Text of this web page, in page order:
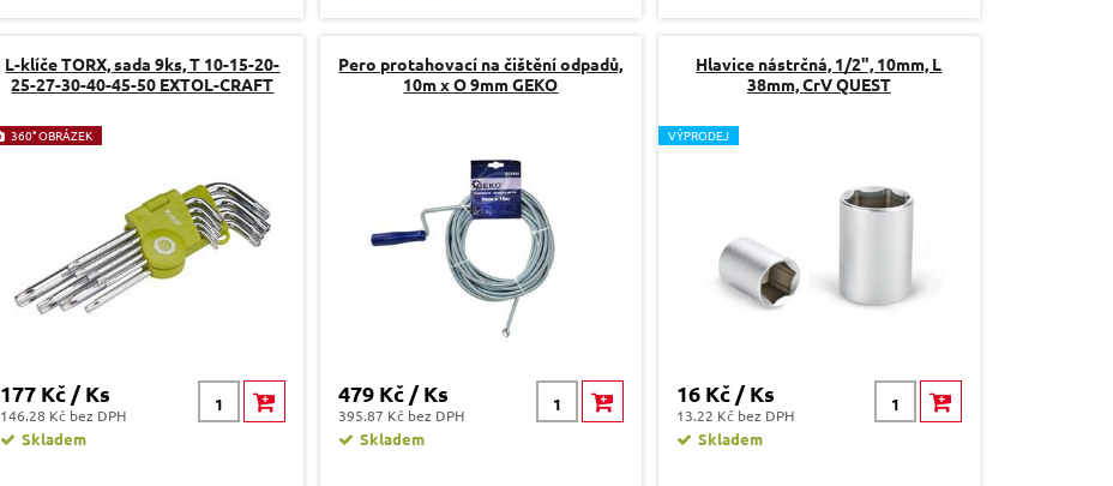
L-klíče TORX, sada 9ks, T 10-15-20-
25-27-30-40-45-50 EXTOL-CRAFT
360° OBRÁZEK
177 Kč / Ks
146.28 Kč bez DPH
Skladem
Pero protahovací na čištění odpadů,
10m x O 9mm GEKO
479 Kč / Ks
395.87 Kč bez DPH
Skladem
Hlavice nástrčná, 1/2", 10mm, L
38mm, CrV QUEST
VÝPRODEJ
16 Kč / Ks
13.22 Kč bez DPH
Skladem